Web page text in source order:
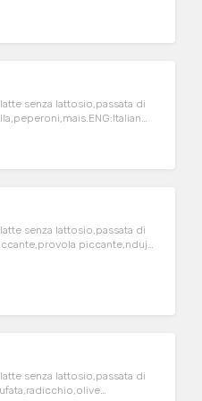
mushrooms,coocking
senza lattosio,passata di
peppers,corn
senza lattosio,passata di
piccante,nduja
stone-ground flour,lactose-
tomatoes souce
cheese,chilli
senza lattosio,passata di